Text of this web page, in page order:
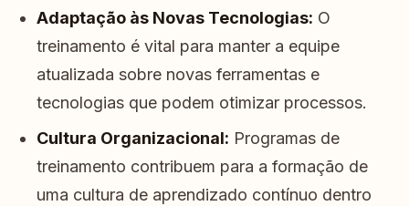
Adaptação às Novas Tecnologias: O
treinamento é vital para manter a equipe
atualizada sobre novas ferramentas e
tecnologias que podem otimizar processos.
Cultura Organizacional: Programas de
treinamento contribuem para a formação de
uma cultura de aprendizado contínuo dentro